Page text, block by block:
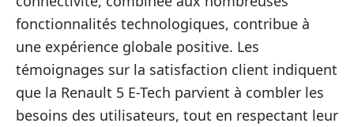
fonctionnalités technologiques, contribue à
une expérience globale positive. Les
témoignages sur la satisfaction client indiquent
que la Renault 5 E-Tech parvient à combler les
besoins des utilisateurs, tout en respectant leur